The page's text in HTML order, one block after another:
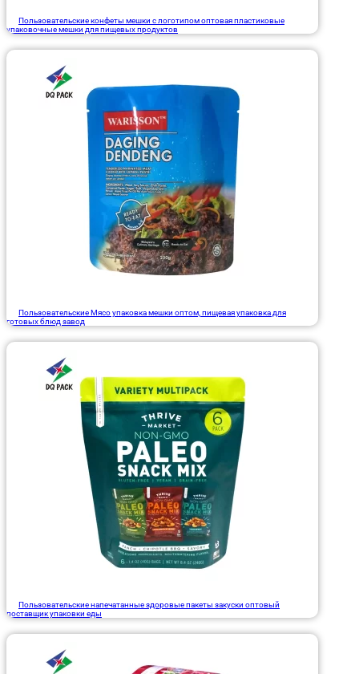
Пользовательские конфеты мешки с логотипом оптовая пластиковые
упаковочные мешки для пищевых продуктов
Пользовательские Мясо упаковка мешки оптом, пищевая упаковка для
готовых блюд завод
Пользовательские напечатанные здоровые пакеты закуски оптовый
поставщик упаковки еды